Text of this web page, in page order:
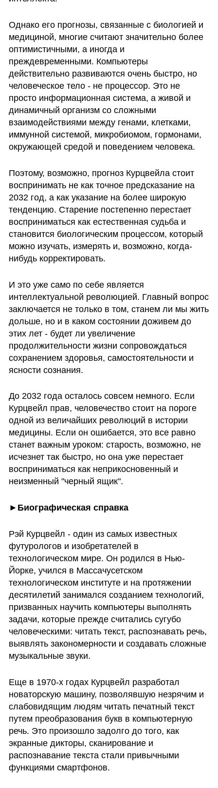
Однако его прогнозы, связанные с биологией и
медициной, многие считают значительно более
оптимистичными, а иногда и
преждевременными. Компьютеры
действительно развиваются очень быстро, но
человеческое тело - не процессор. Это не
просто информационная система, а живой и
динамичный организм со сложными
взаимодействиями между генами, клетками,
иммунной системой, микробиомом, гормонами,
окружающей средой и поведением человека.
Поэтому, возможно, прогноз Курцвейла стоит
воспринимать не как точное предсказание на
2032 год, а как указание на более широкую
тенденцию. Старение постепенно перестает
восприниматься как естественная судьба и
становится биологическим процессом, который
можно изучать, измерять и, возможно, когда-
нибудь корректировать.
И это уже само по себе является
интеллектуальной революцией. Главный вопрос
заключается не только в том, станем ли мы жить
дольше, но и в каком состоянии доживем до
этих лет - будет ли увеличение
продолжительности жизни сопровождаться
сохранением здоровья, самостоятельности и
ясности сознания.
До 2032 года осталось совсем немного. Если
Курцвейл прав, человечество стоит на пороге
одной из величайших революций в истории
медицины. Если он ошибается, это все равно
станет важным уроком: старость, возможно, не
исчезнет так быстро, но она уже перестает
восприниматься как неприкосновенный и
неизменный "черный ящик".
►Биографическая справка
Рэй Курцвейл - один из самых известных
футурологов и изобретателей в
технологическом мире. Он родился в Нью-
Йорке, учился в Массачусетском
технологическом институте и на протяжении
десятилетий занимался созданием технологий,
призванных научить компьютеры выполнять
задачи, которые прежде считались сугубо
человеческими: читать текст, распознавать речь,
выявлять закономерности и создавать сложные
музыкальные звуки.
Еще в 1970-х годах Курцвейл разработал
новаторскую машину, позволявшую незрячим и
слабовидящим людям читать печатный текст
путем преобразования букв в компьютерную
речь. Это произошло задолго до того, как
экранные дикторы, сканирование и
распознавание текста стали привычными
функциями смартфонов.